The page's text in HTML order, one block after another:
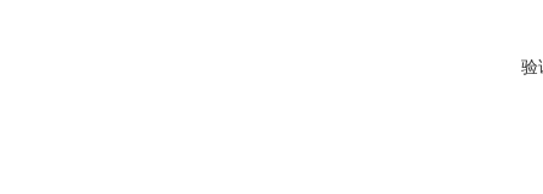
验